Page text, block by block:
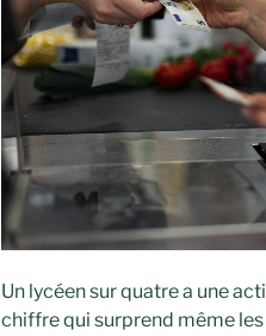
Un lycéen sur quatre a une
chiffre qui surprend même